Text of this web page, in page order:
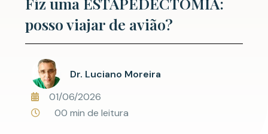
posso viajar de avião?
Dr. Luciano Moreira
01/06/2026
00 min de leitura